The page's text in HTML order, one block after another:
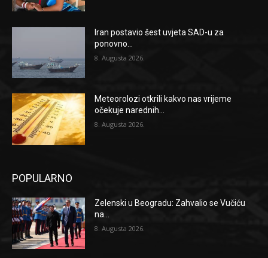
Iran postavio šest uvjeta SAD-u za
ponovno...
8. Augusta 2026.
Meteorolozi otkrili kakvo nas vrijeme
očekuje narednih...
8. Augusta 2026.
POPULARNO
Zelenski u Beogradu: Zahvalio se Vučiću
na...
8. Augusta 2026.